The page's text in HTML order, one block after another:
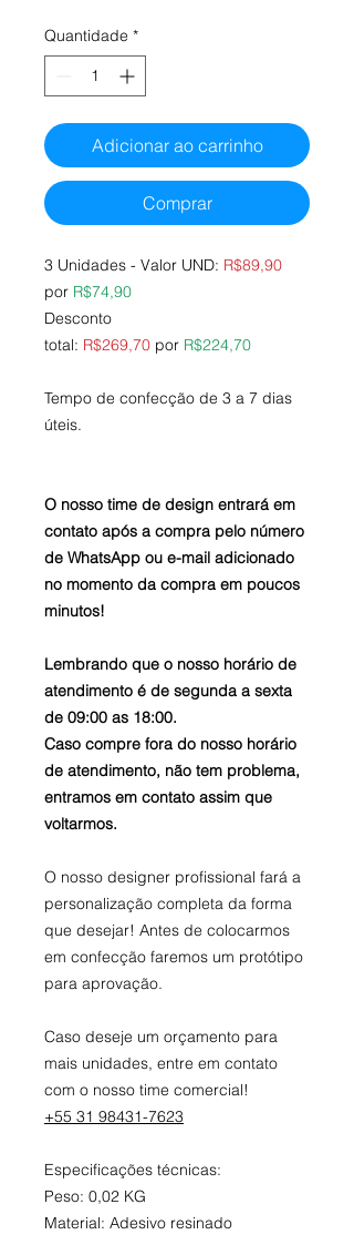
Quantidade *
Adicionar ao carrinho
Comprar
3 Unidades - Valor UND: R$89,90
por R$74,90
Desconto
total: R$269,70 por R$224,70
Tempo de confecção de 3 a 7 dias
úteis.
O nosso time de design entrará em
contato após a compra pelo número
de WhatsApp ou e-mail adicionado
no momento da compra em poucos
minutos!
Lembrando que o nosso horário de
atendimento é de segunda a sexta
de 09:00 as 18:00.
Caso compre fora do nosso horário
de atendimento, não tem problema,
entramos em contato assim que
voltarmos.
O nosso designer profissional fará a
personalização completa da forma
que desejar! Antes de colocarmos
em confecção faremos um protótipo
para aprovação.
Caso deseje um orçamento para
mais unidades, entre em contato
com o nosso time comercial!
+55 31 98431-7623
Especificações técnicas:
Peso: 0,02 KG
Material: Adesivo resinado